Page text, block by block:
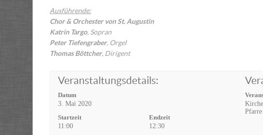
Ausführende:
Chor& Orchester von St. Augustin
Katrin Targo, Sopran
Peter Tiefengraber, Orgel
Thomas Böttcher, Dirigent
Veranstaltungsdetails:
Datum
3. Mai 2020
Startzeit
11:00
Endzeit
12:30